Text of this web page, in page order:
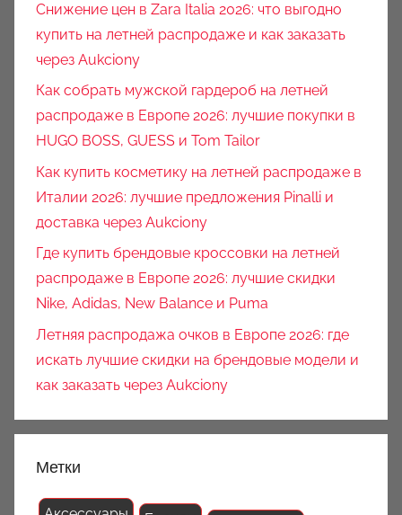
Снижение цен в Zara Italia 2026: что выгодно
купить на летней распродаже и как заказать
через Aukciony
Как собрать мужской гардероб на летней
распродаже в Европе 2026: лучшие покупки в
HUGO BOSS, GUESS и Tom Tailor
Как купить косметику на летней распродаже в
Италии 2026: лучшие предложения Pinalli и
доставка через Aukciony
Где купить брендовые кроссовки на летней
распродаже в Европе 2026: лучшие скидки
Nike, Adidas, New Balance и Puma
Летняя распродажа очков в Европе 2026: где
искать лучшие скидки на брендовые модели и
как заказать через Aukciony
Метки